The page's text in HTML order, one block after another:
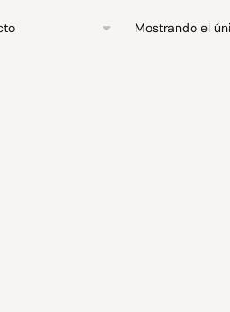
Mostrando el